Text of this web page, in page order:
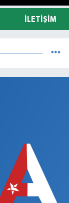
İLETIŞIM